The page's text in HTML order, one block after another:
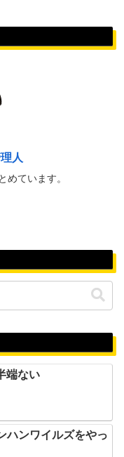
人
めています。
端ない
ハンワイルズをやっ